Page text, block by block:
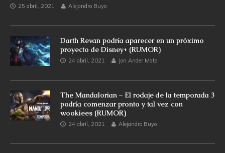
25 abril, 2021 Alejandro Buyo
Darth Revan podría aparecer en un próximo
proyecto de Disney+ (RUMOR)
24 abril, 2021 Jon Ander Mata
The Mandalorian – El rodaje de la temporada 3
podría comenzar pronto y tal vez con
wookiees (RUMOR)
24 abril, 2021 Alejandro Buyo